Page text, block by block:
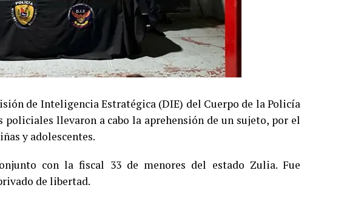
de Inteligencia Estratégica (DIE) del Cuerpo de la Policía
llevaron a cabo la aprehensión de un sujeto, por el
y adolescentes.
con la fiscal 33 de menores del estado Zulia. Fue
de libertad.